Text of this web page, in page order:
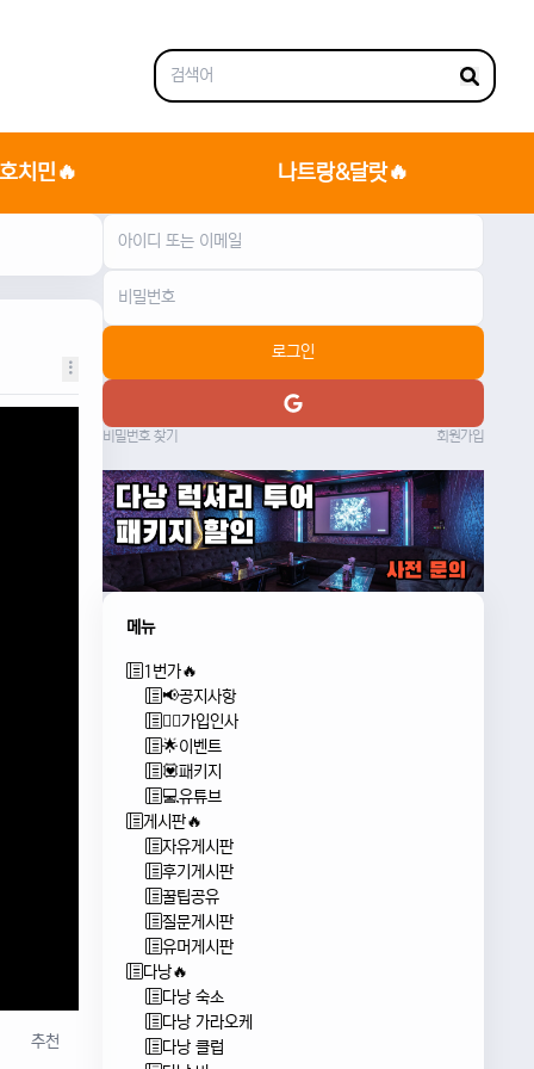
호치민🔥 나트랑&달랏🔥
추천
로그인
비밀번호 찾기 회원가입
메뉴
1번가🔥
📢공지사항
🙇‍♂️가입인사
🌟이벤트
💟패키지
💻유튜브
게시판🔥
자유게시판
후기게시판
꿀팁공유
질문게시판
유머게시판
다낭🔥
다낭 숙소
다낭 가라오케
다낭 클럽